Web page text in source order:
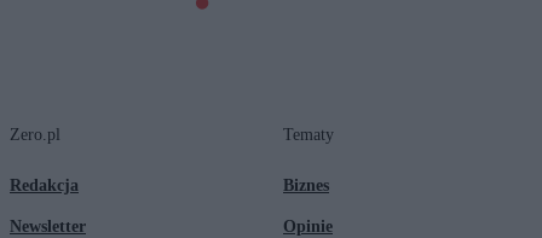
Zero.pl
Redakcja
Newsletter
Tematy
Biznes
Opinie